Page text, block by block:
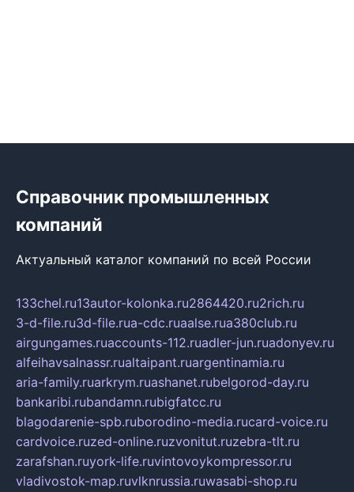
Справочник промышленных
компаний
Актуальный каталог компаний по всей России
133chel.ru13autor-kolonka.ru2864420.ru2rich.ru
3-d-file.ru3d-file.rua-cdc.ruaalse.rua380club.ru
airgungames.ruaccounts-112.ruadler-jun.ruadonyev.ru
alfeihavsalnassr.rualtaipant.ruargentinamia.ru
aria-family.ruarkrym.ruashanet.rubelgorod-day.ru
bankaribi.rubandamn.rubigfatcc.ru
blagodarenie-spb.ruborodino-media.rucard-voice.ru
cardvoice.ruzed-online.ruzvonitut.ruzebra-tlt.ru
zarafshan.ruyork-life.ruvintovoykompressor.ru
vladivostok-map.ruvlknrussia.ruwasabi-shop.ru